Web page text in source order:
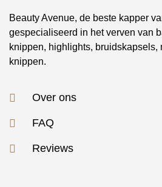
Beauty Avenue, de beste kapper
gespecialiseerd in het verven van
knippen, highlights, bruidskapsels,
knippen.
Over ons
FAQ
Reviews